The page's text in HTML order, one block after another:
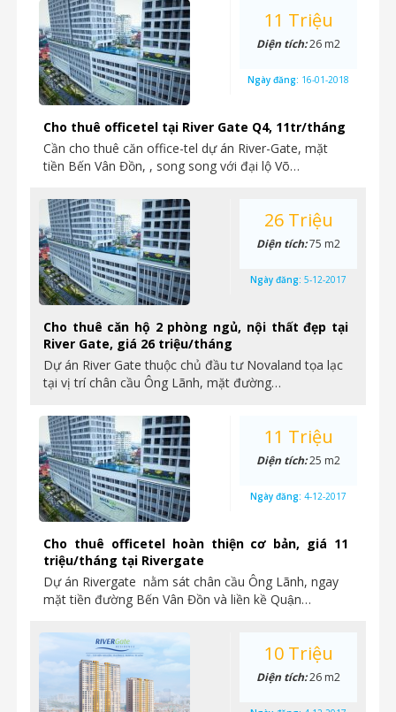
Cho thuê officetel tại River Gate Q4, 11tr/tháng
Cần cho thuê căn office-tel dự án River-Gate, mặt
tiền Bến Vân Đồn, , song song với đại lộ Võ…
11 Triệu
Diện tích:26 m2
Ngày đăng: 16-01-2018
Cho thuê căn hộ 2 phòng ngủ, nội thất đẹp tại
River Gate, giá 26 triệu/tháng
Dự án River Gate thuộc chủ đầu tư Novaland tọa lạc
tại vị trí chân cầu Ông Lãnh, mặt đường…
26 Triệu
Diện tích:75 m2
Ngày đăng: 5-12-2017
Cho thuê officetel hoàn thiện cơ bản, giá 11
triệu/tháng tại Rivergate
Dự án Rivergate nằm sát chân cầu Ông Lãnh, ngay
mặt tiền đường Bến Vân Đồn và liền kề Quận…
11 Triệu
Diện tích:25 m2
Ngày đăng: 4-12-2017
10 Triệu
Diện tích:26 m2